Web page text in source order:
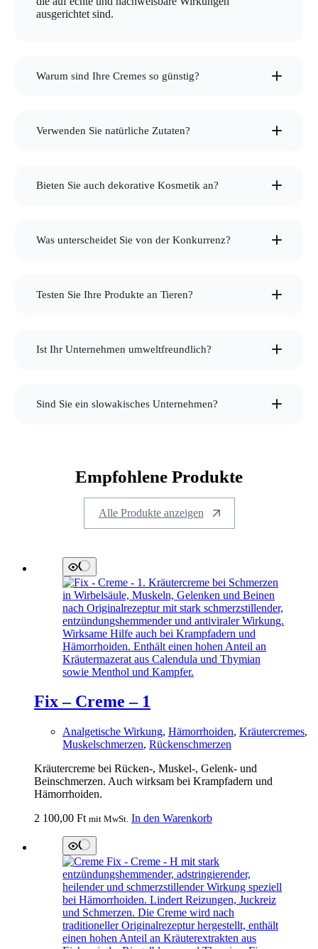
ausgerichtet sind.
Warum sind Ihre Cremes so günstig?
Verwenden Sie natürliche Zutaten?
Bieten Sie auch dekorative Kosmetik an?
Was unterscheidet Sie von der Konkurrenz?
Kräuterextrakten
Testen Sie Ihre Produkte an Tieren?
Ist Ihr Unternehmen umweltfreundlich?
Sind Sie ein slowakisches Unternehmen?
Empfohlene Produkte
Alle Produkte anzeigen
Fix – Creme – 1
Analgetische Wirkung, Hämorrhoiden, Kräutercremes,
Muskelschmerzen, Rückenschmerzen
Kräutercreme bei Rücken-, Muskel-, Gelenk- und
Beinschmerzen. Auch wirksam bei Krampfadern und
Hämorrhoiden.
2 100,00 Ft mit MwSt. In den Warenkorb